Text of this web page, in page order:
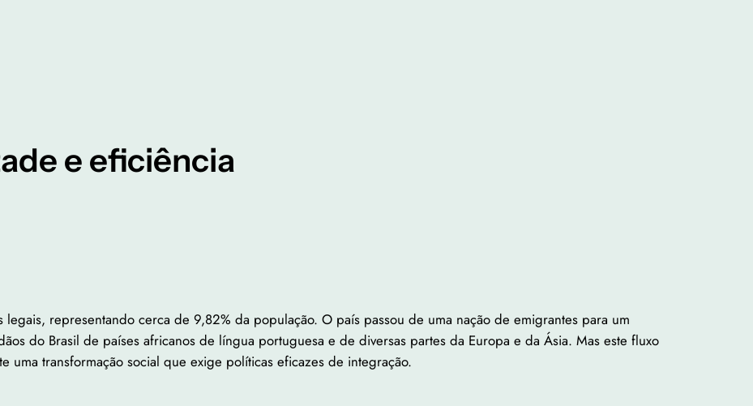
e eficiência
representando cerca de 9,82% da população. O país passou de uma nação de emigrantes para um
do Brasil de países africanos de língua portuguesa e de diversas partes da Europa e da Ásia. Mas este fluxo
uma transformação social que exige políticas eficazes de integração.